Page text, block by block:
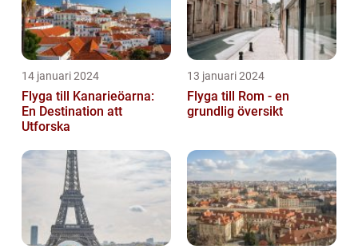
14 januari 2024
Flyga till Kanarieöarna:
En Destination att
Utforska
13 januari 2024
Flyga till Rom - en
grundlig översikt